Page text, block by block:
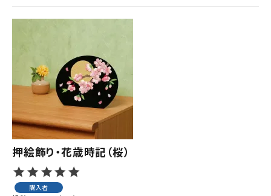
押絵飾り・花歳時記（桜）
購入者